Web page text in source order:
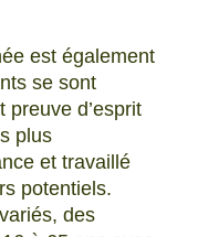
est également
se sont
preuve d’esprit
plus
et travaillé
potentiels.
des